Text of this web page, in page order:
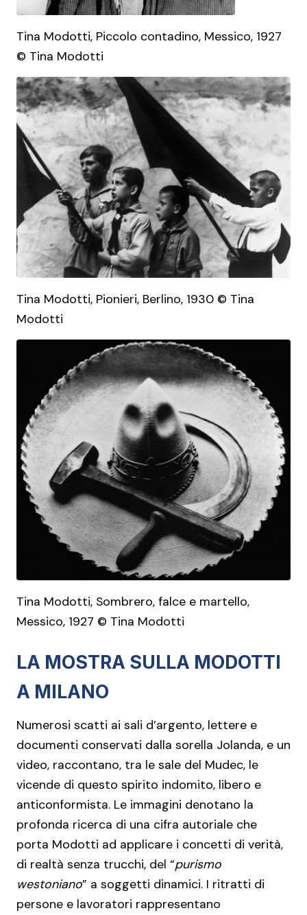
Tina Modotti, Piccolo contadino, Messico, 1927
© Tina Modotti
Tina Modotti, Pionieri, Berlino, 1930 © Tina
Modotti
Tina Modotti, Sombrero, falce e martello,
Messico, 1927 © Tina Modotti
LA MOSTRA SULLA MODOTTI
A MILANO
Numerosi scatti ai sali d’argento, lettere e
documenti conservati dalla sorella Jolanda, e un
video, raccontano, tra le sale del Mudec, le
vicende di questo spirito indomito, libero e
anticonformista. Le immagini denotano la
profonda ricerca di una cifra autoriale che
porta Modotti ad applicare i concetti di verità,
di realtà senza trucchi, del “purismo
westoniano” a soggetti dinamici. I ritratti di
persone e lavoratori rappresentano